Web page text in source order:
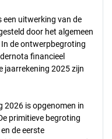
een uitwerking van de
door het algemeen
de ontwerpbegroting
financieel
jaarrekening 2025 zijn
2026 is opgenomen in
primitieve begroting
de eerste